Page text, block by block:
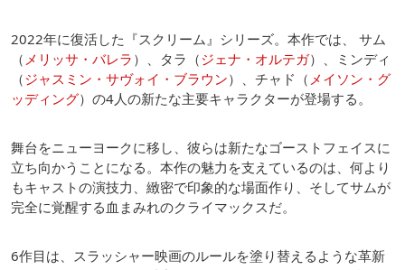
2022年に復活した『スクリーム』シリーズ。本作では、 サム
（ メリッサ・バレラ ）、タラ（ジェナ・オルテガ）、ミンディ
（ジャスミン・サヴォイ・ブラウン）、チャド（ メイソン・グ
ッディング）の4人の新たな主要キャラクターが登場する。
舞台をニューヨークに移し、彼らは新たなゴーストフェイスに
立ち向かうことになる。本作の魅力を支えているのは、何より
もキャストの演技力、緻密で印象的な場面作り、そしてサムが
完全に覚醒する血まみれのクライマックスだ。
6作目は、スラッシャー映画のルールを塗り替えるような革新